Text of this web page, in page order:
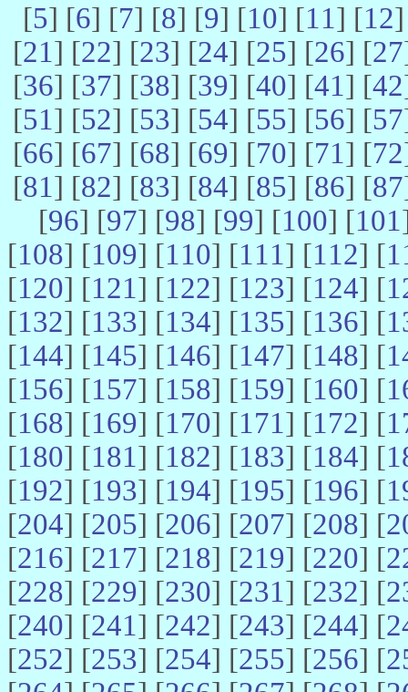
[5] [6] [7] [8] [9] [10] [11] [12
[21] [22] [23] [24] [25] [26] [27
[36] [37] [38] [39] [40] [41] [42
[51] [52] [53] [54] [55] [56] [57
[66] [67] [68] [69] [70] [71] [72
[81] [82] [83] [84] [85] [86] [87
[96] [97] [98] [99] [100] [101
[108] [109] [110] [111] [112] [
[120] [121] [122] [123] [124] [
[132] [133] [134] [135] [136] [
[144] [145] [146] [147] [148] [
[156] [157] [158] [159] [160] [
[168] [169] [170] [171] [172] [
[180] [181] [182] [183] [184] [
[192] [193] [194] [195] [196] [
[204] [205] [206] [207] [208] [
[216] [217] [218] [219] [220] [
[228] [229] [230] [231] [232] [
[240] [241] [242] [243] [244] [
[252] [253] [254] [255] [256] [